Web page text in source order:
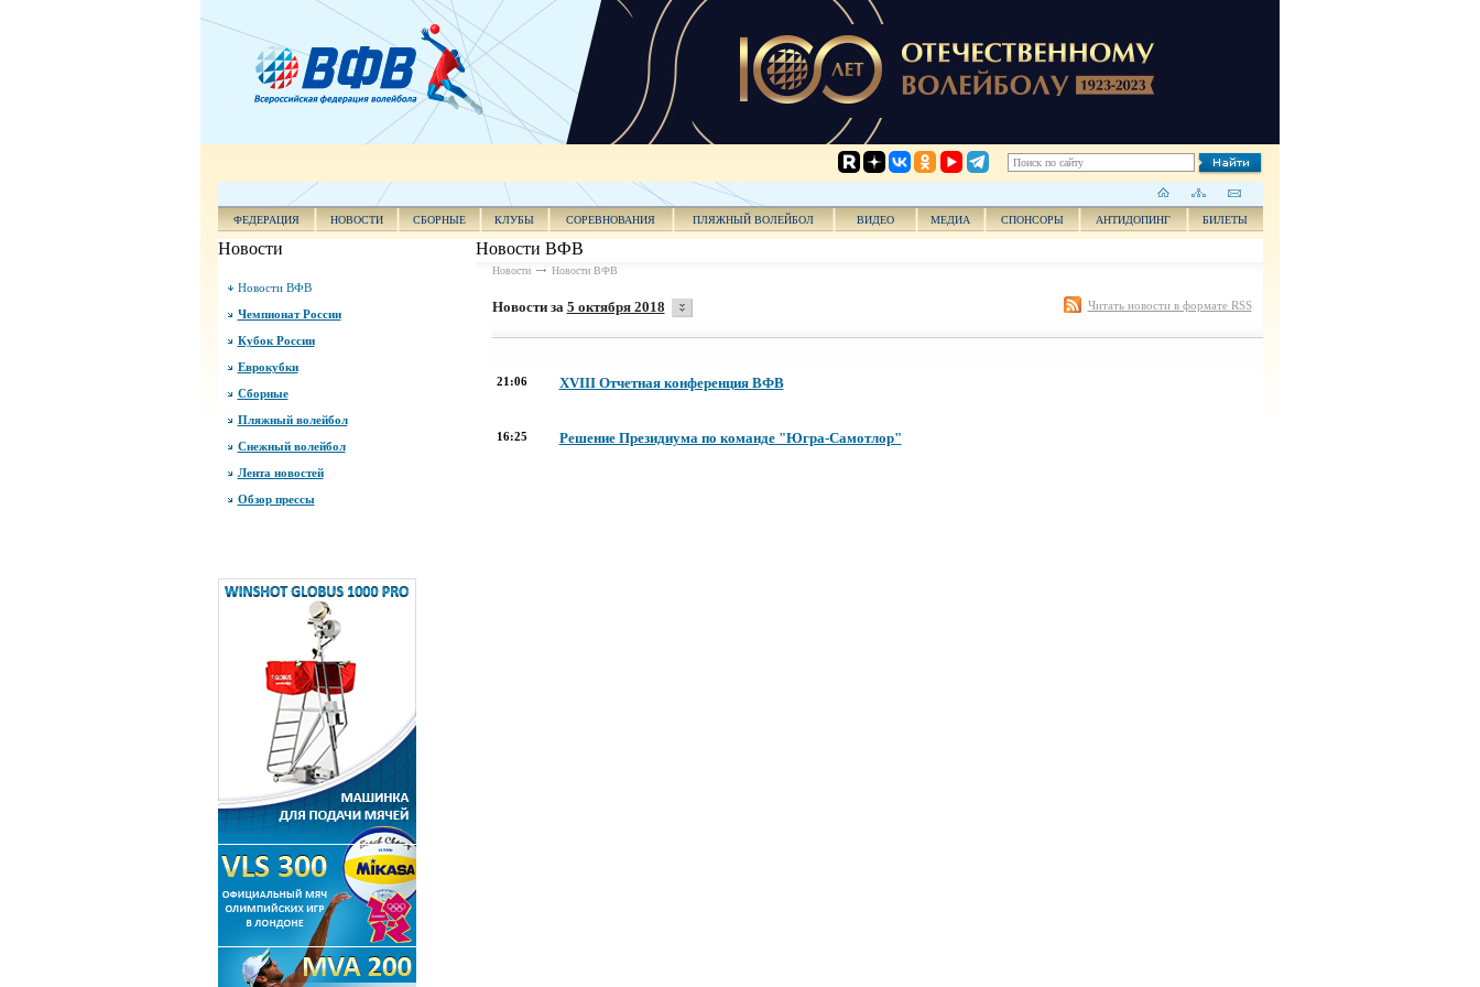
ФЕДЕРАЦИЯ НОВОСТИ СБОРНЫЕ КЛУБЫ СОРЕВНОВАНИЯ ПЛЯЖНЫЙ ВОЛЕЙБОЛ ВИДЕО МЕДИА СПОНСОРЫ АНТИДОПИНГ БИЛЕТЫ
Новости
Новости ВФВ
Чемпионат России
Кубок России
Еврокубки
Сборные
Пляжный волейбол
Снежный волейбол
Лента новостей
Обзор прессы
Новости ВФВ
Новости Новости ВФВ
Новости за 5 октября 2018 Читать новости в формате RSS
21:06 XVIII Отчетная конференция ВФВ
16:25 Решение Президиума по команде "Югра-Самотлор"